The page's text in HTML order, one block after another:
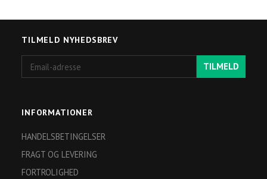
TILMELD NYHEDSBREV
adresse
TILMELD
INFORMATIONER
HANDELSBETINGELSER
FRAGT OG LEVERING
FORTROLIGHED